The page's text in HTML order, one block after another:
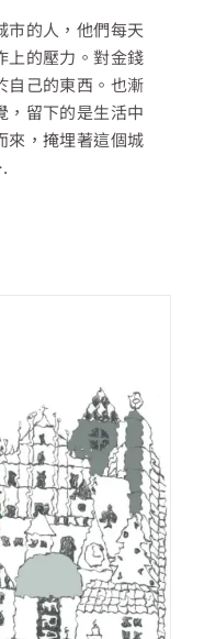
市的人，他們每天
上的壓力。對金錢
自己的東西。也漸
，留下的是生活中
來，掩埋著這個城